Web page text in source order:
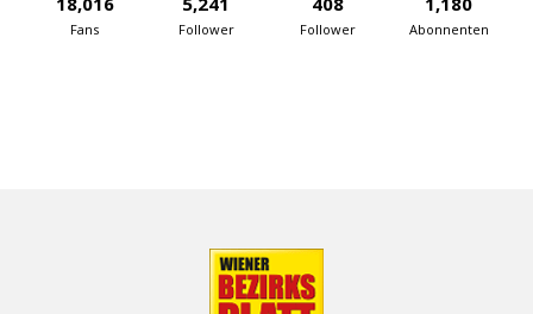
Fans Follower Follower Abonnenten